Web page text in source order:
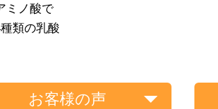
ミノ酸で
類の乳酸
お客様の声